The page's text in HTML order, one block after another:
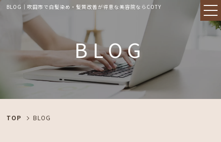
BLOG｜吹田市で白髪染め・髪質改善が得意な美容院ならCOTY
BLOG
TOP BLOG